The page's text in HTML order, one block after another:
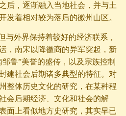
后，逐渐融入当地社会，并与土
发着相对较为落后的徽州山区。
与外界保持着较好的经济联系，
，南宋以降徽商的异军突起，新
鲁”美誉的盛传，以及宗族控制
建社会后期诸多典型的特征。对
整体历史文化的研究，在某种程
会后期经济、文化和社会的解
面上看似地方史研究，其实早已